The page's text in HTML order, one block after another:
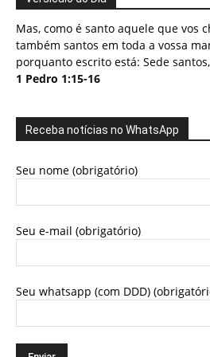
Mas, como é santo aquele que vos
também santos em toda a vossa
porquanto escrito está: Sede
1 Pedro 1:15-16
Receba notícias no WhatsApp
Seu nome (obrigatório)
Seu e-mail (obrigatório)
Seu whatsapp (com DDD)